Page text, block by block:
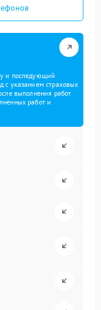
и последующий
с указанием страховых
выполнения работ
работ и